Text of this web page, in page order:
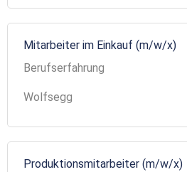
Mitarbeiter im Einkauf (m/w/x)
Berufserfahrung
Wolfsegg
Produktionsmitarbeiter (m/w/x)